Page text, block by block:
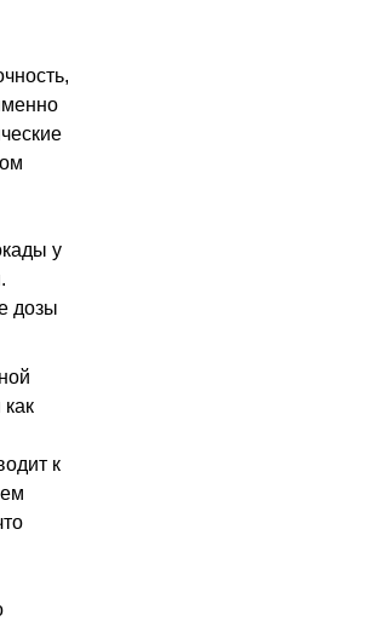
у
дозы
к